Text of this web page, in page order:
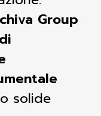
Group
solide